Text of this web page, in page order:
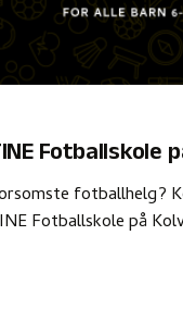
Fotballskole
fotballhelg?
Fotballskole på